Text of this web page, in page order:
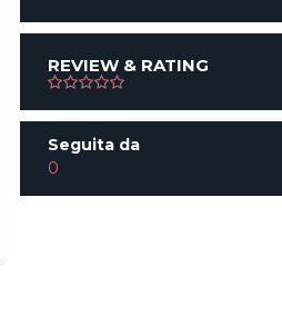
REVIEW & RATING
Seguita da
0